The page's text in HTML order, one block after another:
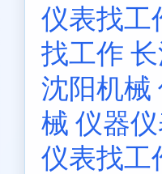
仪表找工
找工作
沈阳机械
械 仪器
仪表找工